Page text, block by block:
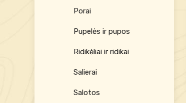
Porai
Pupelės ir pupos
Ridikėliai ir ridikai
Salierai
Salotos